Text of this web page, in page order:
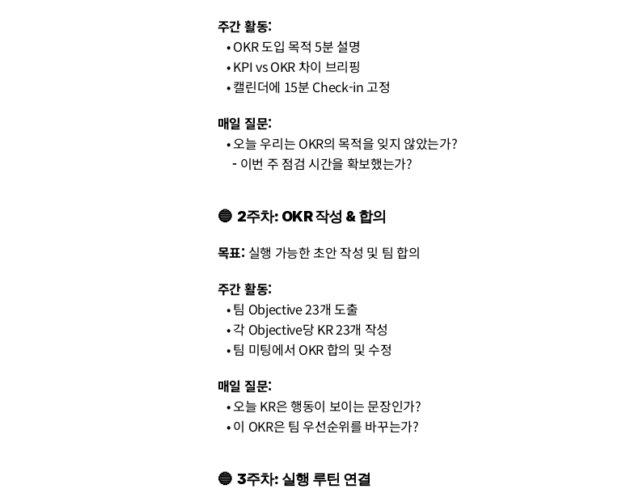
주간 활동:
   • OKR 도입 목적 5분 설명
   • KPI vs OKR 차이 브리핑
   • 캘린더에 15분 Check-in 고정
매일 질문:
   • 오늘 우리는 OKR의 목적을 잊지 않았는가?
     -
이번 주 점검 시간을 확보했는가?
🔵  2주차: OKR 작성 & 합의
목표: 실행 가능한 초안 작성 및 팀 합의
주간 활동:
   • 팀 Objective 23개 도출
   • 각 Objective당 KR 23개 작성
   • 팀 미팅에서 OKR 합의 및 수정
매일 질문:
   • 오늘 KR은 행동이 보이는 문장인가?
   • 이 OKR은 팀 우선순위를 바꾸는가?
🔵  3주차: 실행 루틴 연결